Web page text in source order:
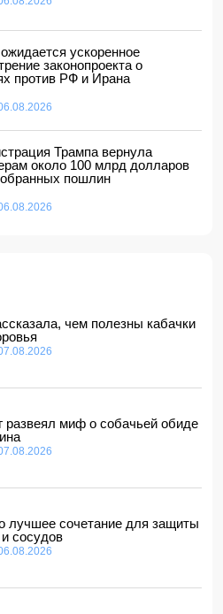
России
мужа и жены в
от должности посла
на 8 августа
с зарплатой до 10
ускоренное
законопроекта о
против РФ и Ирана
Трампа вернула
около 100 млрд долларов
пошлин
чем полезны кабачки
развеял миф о собачьей обиде
лучшее сочетание для защиты
сосудов